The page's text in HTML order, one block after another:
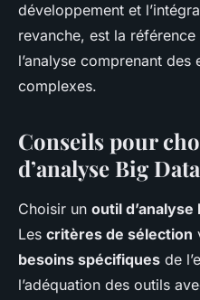
développement et
revanche, est la
l’analyse comprenant
complexes.
Conseils pour
d’analyse Big Data
Choisir un outil d’analyse
Les critères de sélection
besoins spécifiques de
l’adéquation des outils